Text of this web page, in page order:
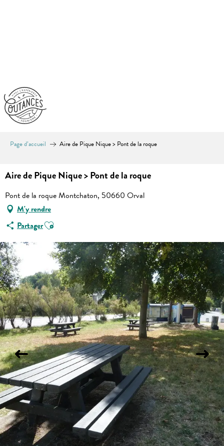
Page d’accueil Aire de Pique Nique > Pont de la roque
Aire de Pique Nique > Pont de la roque
Pont de la roque Montchaton, 50660 Orval
M'y rendre
PartagerAjouter aux favoris